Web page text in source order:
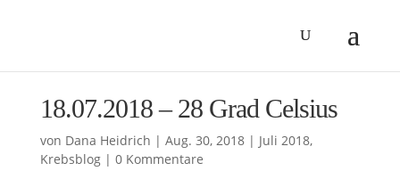
18.07.2018 – 28 Grad Celsius
von Dana Heidrich | Aug. 30, 2018| Juli 2018,
Krebsblog| 0 Kommentare